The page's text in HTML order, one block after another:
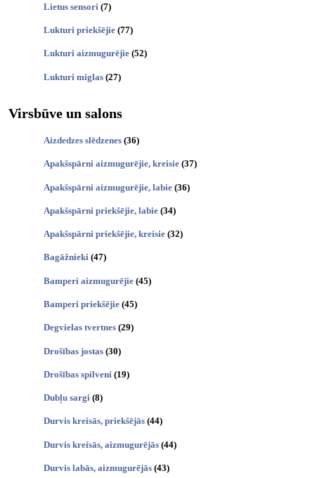
Lietus sensori (7)
Lukturi priekšējie (77)
Lukturi aizmugurējie (52)
Lukturi miglas (27)
Virsbūve un salons
Aizdedzes slēdzenes (36)
Apakšspārni aizmugurējie, kreisie (37)
Apakšspārni aizmugurējie, labie (36)
Apakšspārni priekšējie, labie (34)
Apakšspārni priekšējie, kreisie (32)
Bagāžnieki (47)
Bamperi aizmugurējie (45)
Bamperi priekšējie (45)
Degvielas tvertnes (29)
Drošības jostas (30)
Drošības spilveni (19)
Dubļu sargi (8)
Durvis kreisās, priekšējās (44)
Durvis kreisās, aizmugurējās (44)
Durvis labās, aizmugurējās (43)